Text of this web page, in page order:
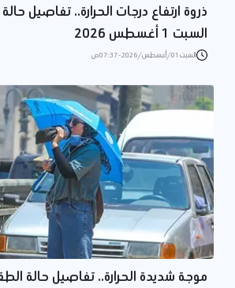
ذروة ارتفاع درجات الحرارة.. تفاصيل
السبت 1 أغسطس 2026
السبت 01/أغسطس/2026 - 07:37 ص
موجة شديدة الحرارة.. تفاصيل حالة